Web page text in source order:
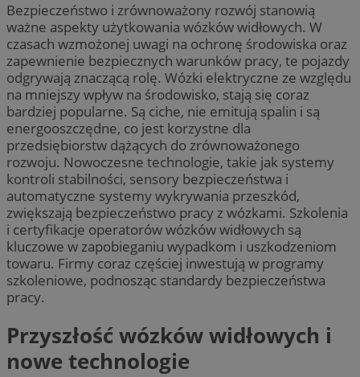
Bezpieczeństwo i zrównoważony rozwój stanowią
ważne aspekty użytkowania wózków widłowych. W
czasach wzmożonej uwagi na ochronę środowiska oraz
zapewnienie bezpiecznych warunków pracy, te pojazdy
odgrywają znaczącą rolę. Wózki elektryczne ze względu
na mniejszy wpływ na środowisko, stają się coraz
bardziej popularne. Są ciche, nie emitują spalin i są
energooszczędne, co jest korzystne dla
przedsiębiorstw dążących do zrównoważonego
rozwoju. Nowoczesne technologie, takie jak systemy
kontroli stabilności, sensory bezpieczeństwa i
automatyczne systemy wykrywania przeszkód,
zwiększają bezpieczeństwo pracy z wózkami. Szkolenia
i certyfikacje operatorów wózków widłowych są
kluczowe w zapobieganiu wypadkom i uszkodzeniom
towaru. Firmy coraz częściej inwestują w programy
szkoleniowe, podnosząc standardy bezpieczeństwa
pracy.
Przyszłość wózków widłowych i
nowe technologie